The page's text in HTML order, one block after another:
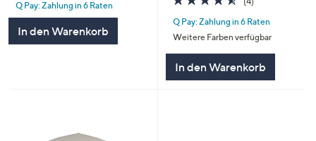
5
Q Pay: Zahlung in 6 Raten
In den Warenkorb
von
5
Q Pay: Zahlung in 6 Raten
Weitere Farben verfügbar
In den Warenkorb